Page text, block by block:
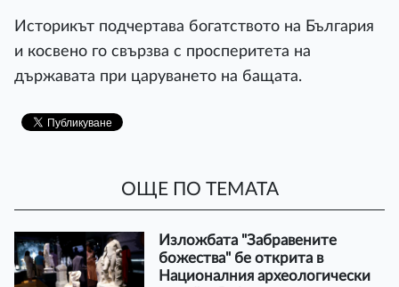
Историкът подчертава богатството на България
и косвено го свързва с просперитета на
държавата при царуването на бащата.
ОЩЕ ПО ТЕМАТА
Изложбата "Забравените
божества" бе открита в
Националния археологически